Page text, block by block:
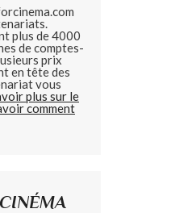
plus de 4000
de comptes-
prix
en tête des
vous
plus sur le
comment